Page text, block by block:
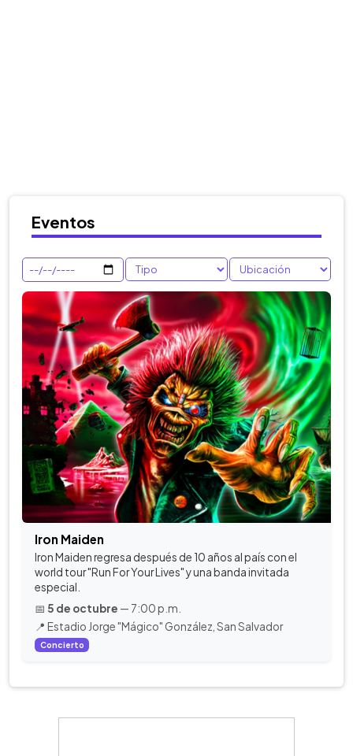
Eventos
Iron Maiden
Iron Maiden regresa después de 10 años al país con el
world tour "Run For Your Lives" y una banda invitada
especial.
📅 5 de octubre — 7:00 p.m.
📍 Estadio Jorge "Mágico" González, San Salvador
Concierto